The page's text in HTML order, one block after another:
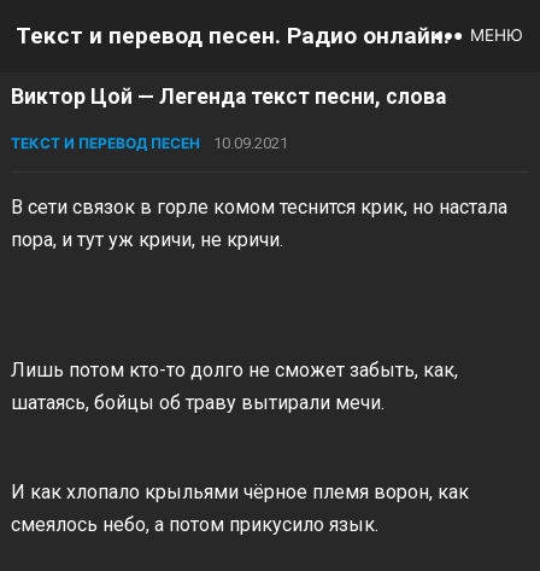
Текст и перевод песен. Радио онлайн. МЕНЮ
Виктор Цой — Легенда текст песни, слова
ТЕКСТ И ПЕРЕВОД ПЕСЕН 10.09.2021
В сети связок в горле комом теснится крик, но настала
пора, и тут уж кричи, не кричи.
Лишь потом кто-то долго не сможет забыть, как,
шатаясь, бойцы об траву вытирали мечи.
И как хлопало крыльями чёрное племя ворон, как
смеялось небо, а потом прикусило язык.